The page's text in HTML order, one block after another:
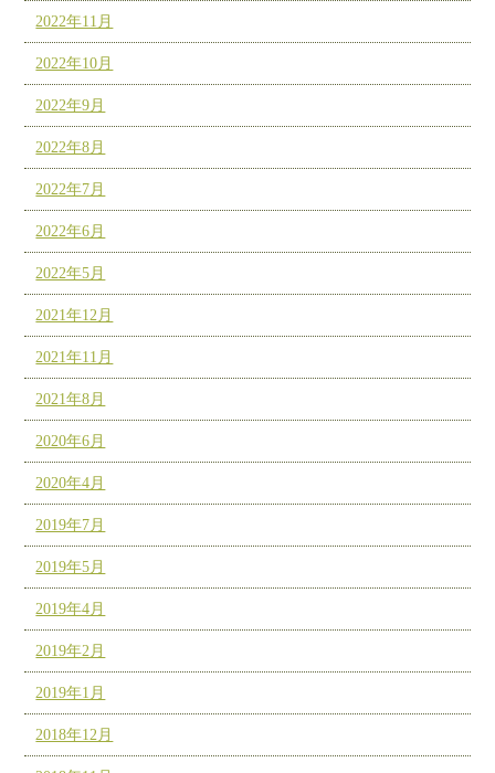
2022年11月
2022年10月
2022年9月
2022年8月
2022年7月
2022年6月
2022年5月
2021年12月
2021年11月
2021年8月
2020年6月
2020年4月
2019年7月
2019年5月
2019年4月
2019年2月
2019年1月
2018年12月